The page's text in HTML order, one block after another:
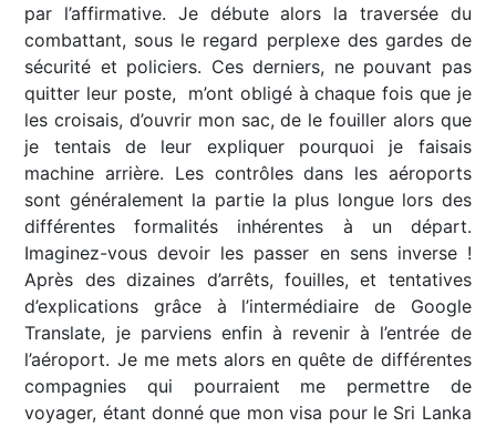
par l’affirmative. Je débute alors la traversée du
combattant, sous le regard perplexe des gardes de
sécurité et policiers. Ces derniers, ne pouvant pas
quitter leur poste, m’ont obligé à chaque fois que je
les croisais, d’ouvrir mon sac, de le fouiller alors que
je tentais de leur expliquer pourquoi je faisais
machine arrière. Les contrôles dans les aéroports
sont généralement la partie la plus longue lors des
différentes formalités inhérentes à un départ.
Imaginez-vous devoir les passer en sens inverse !
Après des dizaines d’arrêts, fouilles, et tentatives
d’explications grâce à l’intermédiaire de Google
Translate, je parviens enfin à revenir à l’entrée de
l’aéroport. Je me mets alors en quête de différentes
compagnies qui pourraient me permettre de
voyager, étant donné que mon visa pour le Sri Lanka